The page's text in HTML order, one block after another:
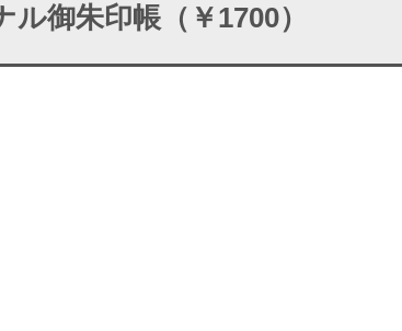
御朱印帳（￥1700）